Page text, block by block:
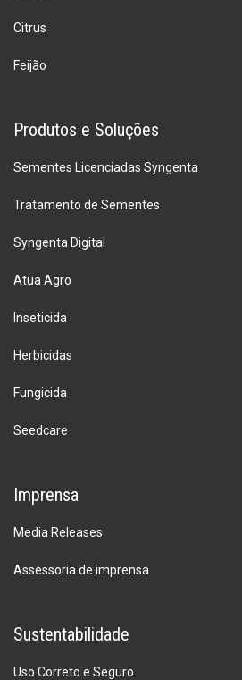
Citrus
Feijão
Produtos e Soluções
Sementes Licenciadas Syngenta
Tratamento de Sementes
Syngenta Digital
Atua Agro
Inseticida
Herbicidas
Fungicida
Seedcare
Imprensa
Media Releases
Assessoria de imprensa
Sustentabilidade
Uso Correto e Seguro